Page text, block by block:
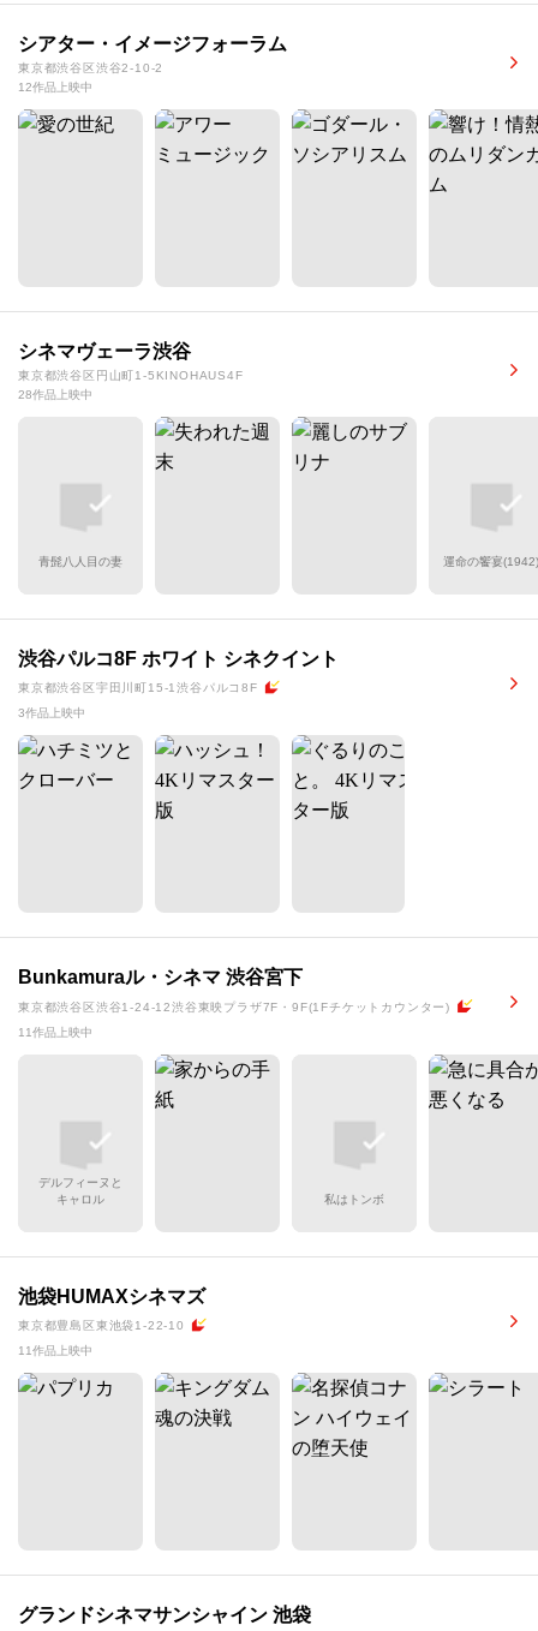
シアター・イメージフォーラム
東京都渋谷区渋谷2-10-2
12作品上映中
シネマヴェーラ渋谷
東京都渋谷区円山町1-5KINOHAUS4F
28作品上映中
青髭八人目の妻 運命の饗宴(1942)
渋谷パルコ8F ホワイト シネクイント
東京都渋谷区宇田川町15-1渋谷パルコ8F
3作品上映中
Bunkamuraル・シネマ 渋谷宮下
東京都渋谷区渋谷1-24-12渋谷東映プラザ7F・9F(1Fチケットカウンター)
11作品上映中
デルフィーヌと
キャロル
私はトンボ
池袋HUMAXシネマズ
東京都豊島区東池袋1-22-10
11作品上映中
グランドシネマサンシャイン 池袋